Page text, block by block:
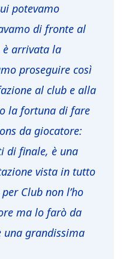
potevamo
di fronte al
è arrivata la
proseguire così
al club e alla
la fortuna di fare
da giocatore:
di finale, è una
vista in tutto
Club non l’ho
ma lo farò da
una grandissima